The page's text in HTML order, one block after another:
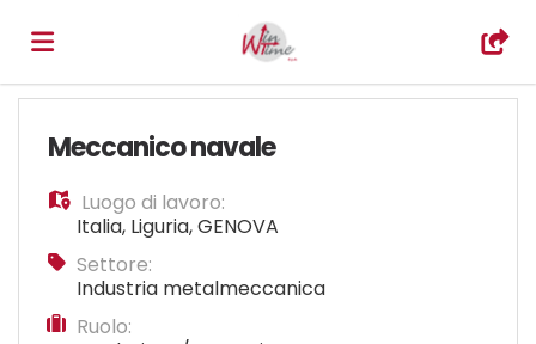
Offerte
di
Carica
Meccanico navale
Luogo di lavoro:
Italia, Liguria,GENOVA
Settore:
Industria metalmeccanica
Ruolo: